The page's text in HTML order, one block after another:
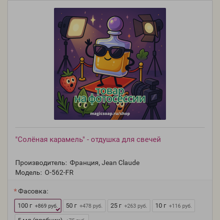
"Солёная карамель" - отдушка для свечей
Производитель: Франция, Jean Claude
Модель: O-562-FR
Фасовка:
100 г +869 руб. 50 г +478 руб. 25 г +263 руб. 10 г +116 руб.